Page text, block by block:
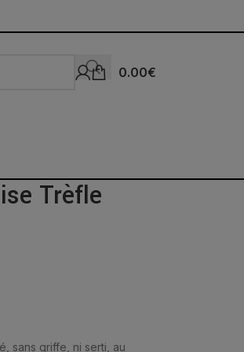
0.00€
Trèfle
sans griffe, ni serti, au